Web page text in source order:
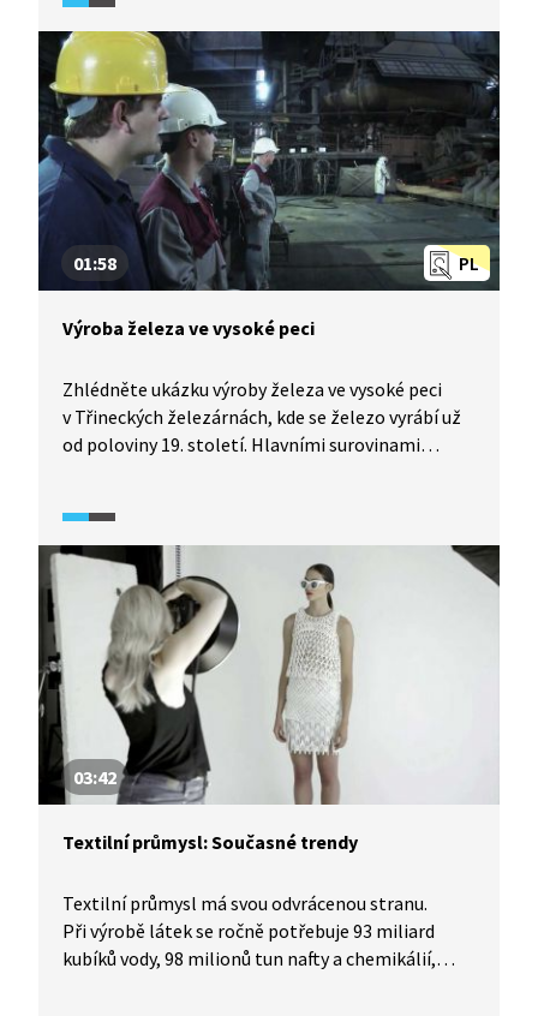
životního prostředí nebo třeba paleontologii.
PL
01:58
Výroba železa ve vysoké peci
Zhlédněte ukázku výroby železa ve vysoké peci
v Třineckých železárnách, kde se železo vyrábí už
od poloviny 19. století. Hlavními surovinami
železa ve vysoké peci je z velké části řízený
počítačem a trvá přibližně osm hodin.
03:42
Textilní průmysl: Současné trendy
Textilní průmysl má svou odvrácenou stranu.
Při výrobě látek se ročně potřebuje 93 miliard
kubíků vody, 98 milionů tun nafty a chemikálií,